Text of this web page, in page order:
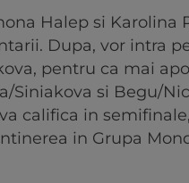
Halep si Karolina
Dupa, vor intra
pentru ca mai
Siniakova si Begu/
califica in
in Grupa